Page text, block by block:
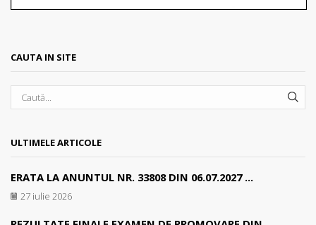
CAUTA IN SITE
ULTIMELE ARTICOLE
ERATA LA ANUNTUL NR. 33808 DIN 06.07.2027 ...
27 iulie 2026